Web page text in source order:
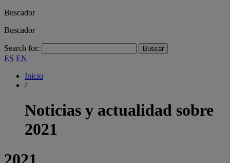
Buscador
Buscador
Search for:
ES EN
Inicio
/
Noticias y actualidad sobre
2021